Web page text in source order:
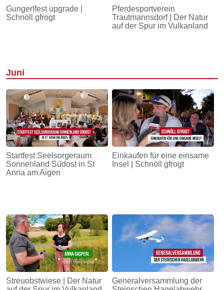
Gungerlfest upgrade |
Schnöll gfrogt
Pferdesportverein
Trautmannsdorf | Der Natur
auf der Spur im Vulkanland
Juni
Startfest Seelsorgeraum
Sonnenland Südost in St
Anna am Aigen
Einkaufen für eine einsame
Insel | Schnöll gfrogt
Streuobstwiese | Der Natur
Generalversammlung der